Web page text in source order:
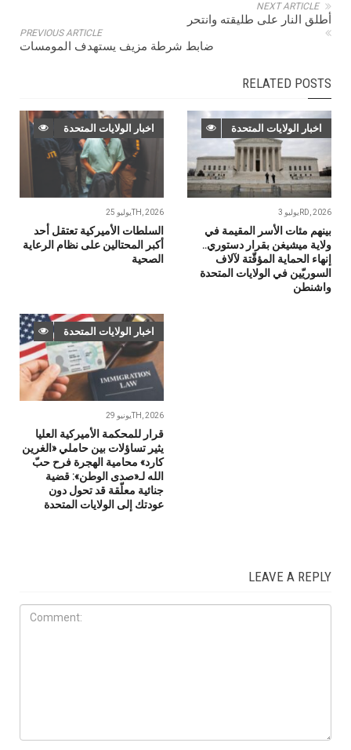
NEXT ARTICLE
أطلق النار على طليقته وانتحر
PREVIOUS ARTICLE
ضابط شرطة مزيف يستهدف المومسات
RELATED POSTS
اخبار الولايات المتحدة
يوليو 25TH, 2026
السلطات الأميركية تعتقل أحد
أكبر المحتالين على نظام الرعاية
الصحية
اخبار الولايات المتحدة
يوليو 3RD, 2026
بينهم مئات الأسر المقيمة في
ولاية ميشيغن بقرار دستوري..
إنهاء الحماية المؤقّتة لآلاف
السوريّين في الولايات المتحدة
واشنطن
اخبار الولايات المتحدة
يونيو 29TH, 2026
قرار للمحكمة الأميركية العليا
يثير تساؤلات بين حاملي «الغرين
كارد» محامية الهجرة فرح حبّ
الله لـ«صدى الوطن»: قضية
جنائية معلّقة قد تحول دون
عودتك إلى الولايات المتحدة
LEAVE A REPLY